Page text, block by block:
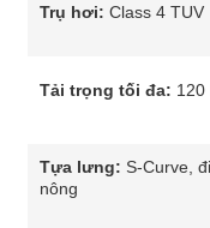
Trụ hơi: Class 4 TUV
Tải trọng tối đa: 120
Tựa lưng: S-Curve,
nông